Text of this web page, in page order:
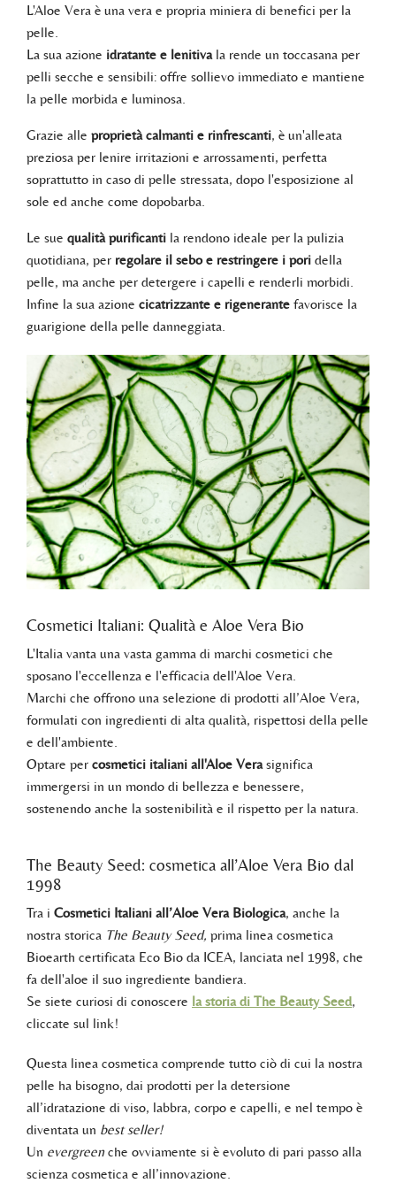
L'Aloe Vera è una vera e propria miniera di benefici per la
pelle.
La sua azione idratante e lenitiva la rende un toccasana per
pelli secche e sensibili: offre sollievo immediato e mantiene
la pelle morbida e luminosa.
Grazie alle proprietà calmanti e rinfrescanti, è un'alleata
preziosa per lenire irritazioni e arrossamenti, perfetta
soprattutto in caso di pelle stressata, dopo l'esposizione al
sole ed anche come dopobarba.
Le sue qualità purificanti la rendono ideale per la pulizia
quotidiana, per regolare il sebo e restringere i pori della
pelle, ma anche per detergere i capelli e renderli morbidi.
Infine la sua azione cicatrizzante e rigenerante favorisce la
guarigione della pelle danneggiata.
Cosmetici Italiani: Qualità e Aloe Vera Bio
L'Italia vanta una vasta gamma di marchi cosmetici che
sposano l'eccellenza e l'efficacia dell'Aloe Vera.
Marchi che offrono una selezione di prodotti all’Aloe Vera,
formulati con ingredienti di alta qualità, rispettosi della pelle
e dell'ambiente.
Optare per cosmetici italiani all'Aloe Verasignifica
immergersi in un mondo di bellezza e benessere,
sostenendo anche la sostenibilità e il rispetto per la natura.
The Beauty Seed: cosmetica all’Aloe Vera Bio dal
1998
Tra i Cosmetici Italiani all’Aloe Vera Biologica, anche la
nostra storica The Beauty Seed, prima linea cosmetica
Bioearth certificata Eco Bio da ICEA, lanciata nel 1998, che
fa dell'aloe il suo ingrediente bandiera.
Se siete curiosi di conoscere la storia di The Beauty Seed,
cliccate sul link!
Questa linea cosmetica comprende tutto ciò di cui la nostra
pelle ha bisogno, dai prodotti per la detersione
all’idratazione di viso, labbra, corpo e capelli, e nel tempo è
diventata un best seller!
Un evergreenche ovviamente si è evoluto di pari passo alla
scienza cosmetica e all’innovazione.